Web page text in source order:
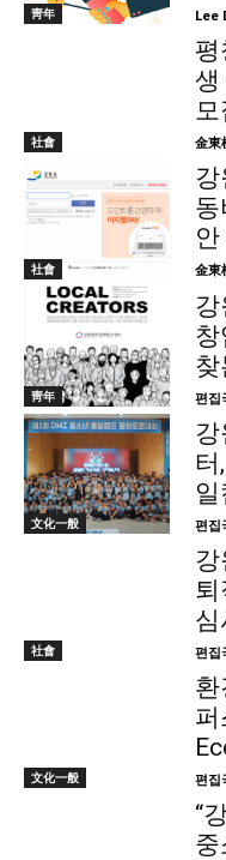
靑年 Lee
社會
평
생
모
金東
社會
강
金東
靑年
강
창
찾
편집
文化一般
강
일
편집
社會
강
퇴
심
편집
文化一般
환
퍼
편집
“
중